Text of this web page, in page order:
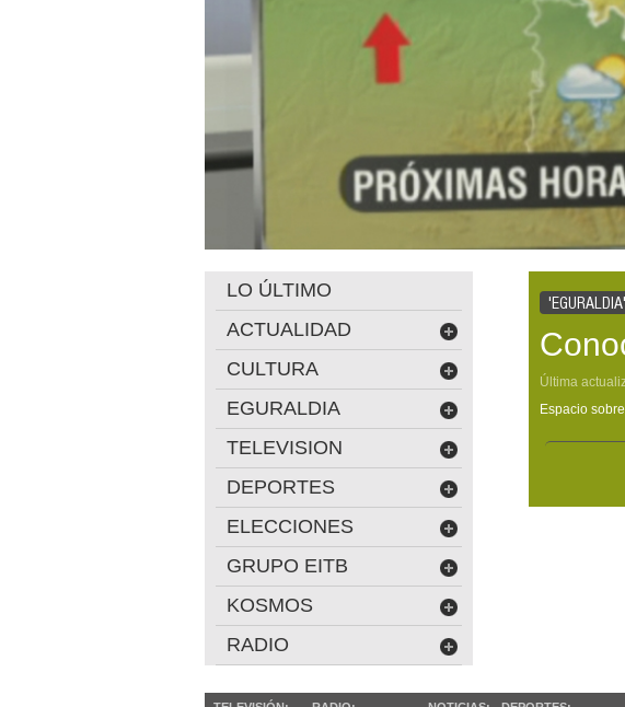
Última
Espacio
LO ÚLTIMO
ACTUALIDAD
CULTURA
EGURALDIA
TELEVISION
DEPORTES
ELECCIONES
GRUPO EITB
KOSMOS
RADIO